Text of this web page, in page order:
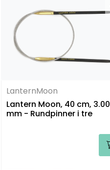
LanternMoon
Lantern Moon, 40 cm, 3.00
mm - Rundpinner i tre